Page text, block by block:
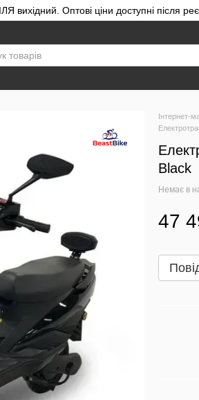
Оптові ціни доступні після
Інтернет-
Black
Немає в
47